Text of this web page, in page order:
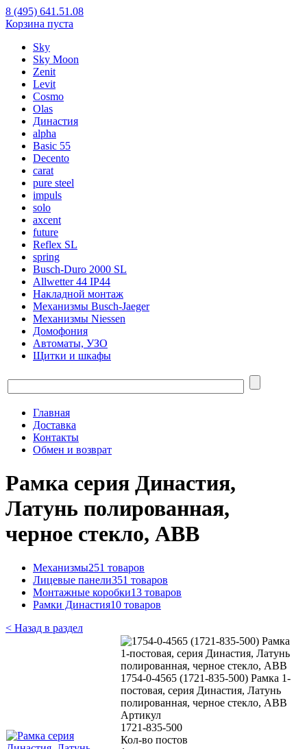
8 (495) 641.51.08
Корзина пуста
Sky
Sky Moon
Zenit
Levit
Cosmo
Olas
Династия
alpha
Basic 55
Decento
carat
pure steel
impuls
solo
axcent
future
Reflex SL
spring
Busch-Duro 2000 SL
Allwetter 44 IP44
Накладной монтаж
Механизмы Busch-Jaeger
Механизмы Niessen
Домофония
Автоматы, УЗО
Щитки и шкафы
Главная
Доставка
Контакты
Обмен и возврат
Рамка серия Династия,
Латунь полированная,
черное стекло, ABB
Механизмы251 товаров
Лицевые панели351 товаров
Монтажные коробки13 товаров
Рамки Династия10 товаров
< Назад в раздел
1754-0-4565 (1721-835-500) Рамка 1-
постовая, серия Династия, Латунь
полированная, черное стекло, ABB
Артикул
1721-835-500
Кол-во постов